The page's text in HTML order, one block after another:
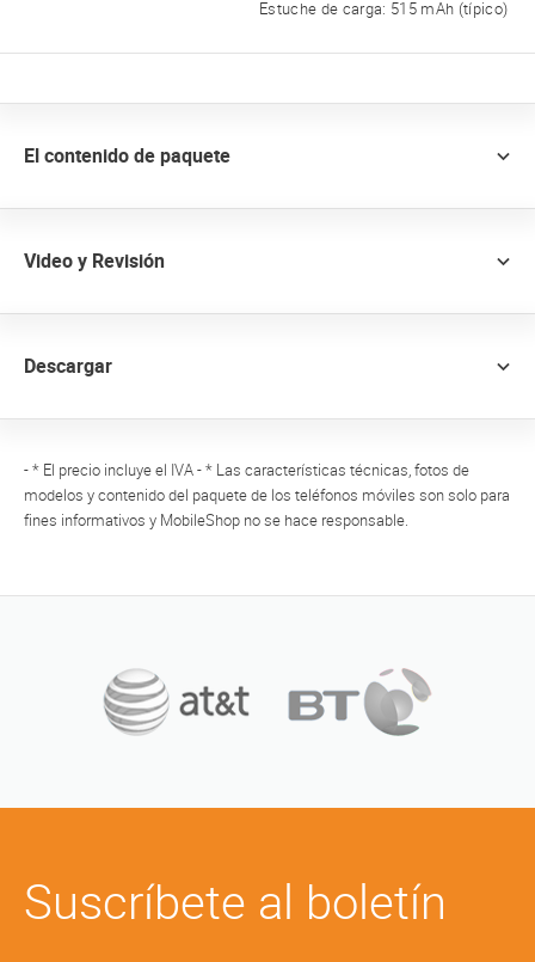
Estuche de carga: 515 mAh (típico)
El contenido de paquete
Video y Revisión
Descargar
- * El precio incluye el IVA - * Las características técnicas, fotos de
modelos y contenido del paquete de los teléfonos móviles son solo para
fines informativos y MobileShop no se hace responsable.
Suscríbete al boletín